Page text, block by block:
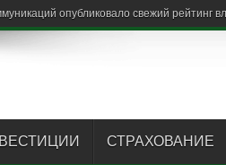
СТРАХОВАНИЕ